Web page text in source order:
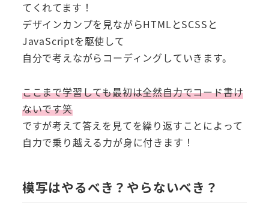
てくれてます！
デザインカンプを見ながらHTMLとSCSSと
JavaScriptを駆使して
自分で考えながらコーディングしていきます。
ここまで学習しても最初は全然自力でコード書け
ないです笑
ですが考えて答えを見てを繰り返すことによって
自力で乗り越える力が身に付きます！
模写はやるべき？やらないべき？